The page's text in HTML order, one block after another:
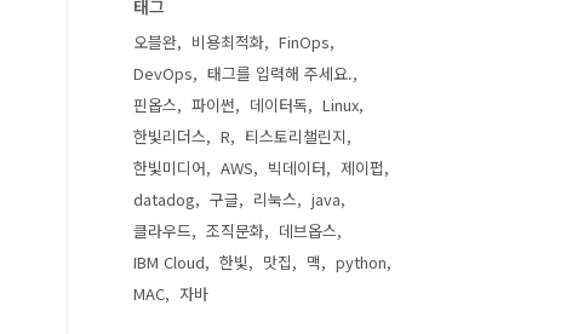
태그
오블완 비용최적화
FinOps
DevOps
태그를 입력해 주세요.
핀옵스
파이썬 데이터독
Linux
한빛리더스
R
티스토리챌린지
한빛미디어
AWS 빅데이터
제이펍
datadog
구글 리눅스
java
클라우드
조직문화
데브옵스
IBM Cloud
한빛 맛집 맥
python
MAC
자바